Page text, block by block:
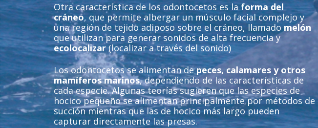
Otra característica de los odontocetos es laforma del
cráneo, que permite albergar un músculo facial complejo y
una región de tejido adiposo sobre el cráneo, llamadomelón
que utilizan para generar sonidos de alta frecuencia y
ecolocalizar(localizar a través del sonido)
Los odontocetos se alimentan depeces, calamares y otros
mamíferos marinos, dependiendo de las características de
cada especie. Algunas teorías sugieren que las especies de
hocico pequeño se alimentan principalmente por métodos de
succión mientras que las de hocico más largo pueden
capturar directamente las presas.